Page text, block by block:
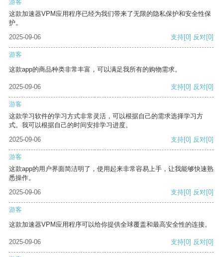
游客
这款加速器VPM应用程序已经为我们带来了无限的隐私保护和安全性保
护。
2025-09-06
支持[0] 反对[0]
游客
这款app的商品种类非常丰富，可以满足我所有的购物需求。
2025-09-06 支持[0] 反对[0]
游客
这款学习软件的学习方式非常灵活，可以根据自己的需求选择学习方
式。我可以根据自己的时间安排学习进度。
2025-09-06
支持[0] 反对[0]
游客
这款app的用户界面简洁明了，使用起来非常容易上手，让我能够快速熟
悉操作。
2025-09-06
支持[0] 反对[0]
游客
这款加速器VPM应用程序可以给你提供全球覆盖和最高安全性的连接。
2025-09-06 支持[0] 反对[0]